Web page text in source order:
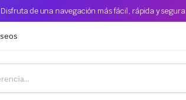
de una navegación más fácil, rápida y segura